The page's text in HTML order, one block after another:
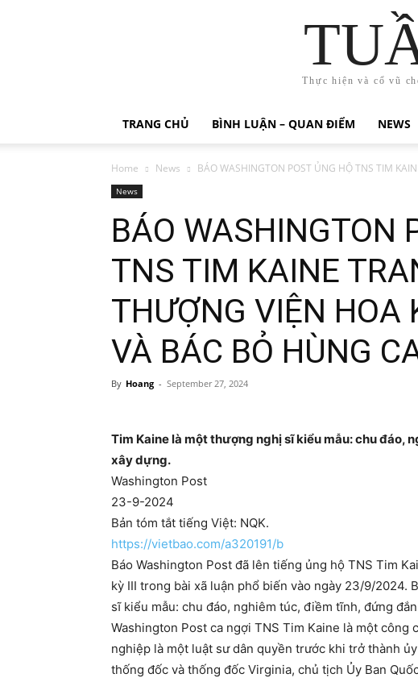
Thực hiện và cổ vũ
TRANG CHỦ BÌNH LUẬN – QUAN ĐIỂM NEWS
Home News BÁO WASHINGTON POST ỦNG HỘ TNS TIM
News
BÁO WASHINGTON
TNS TIM KAINE
THƯỢNG VIỆN HOA
VÀ BÁC BỎ HÙNG
By Hoang - September 27, 2024
Tim Kaine là một thượng nghị sĩ kiểu mẫu: chu đáo,
xây dựng.
Washington Post
23-9-2024
Bản tóm tắt tiếng Việt: NQK.
https://vietbao.com/a320191/b
Báo Washington Post đã lên tiếng ủng hộ TNS Tim
kỳ III trong bài xã luận phổ biến vào ngày 23/9/2024.
sĩ kiểu mẫu: chu đáo, nghiêm túc, điềm tĩnh, đứng
Washington Post ca ngợi TNS Tim Kaine là một công
nghiệp là một luật sư dân quyền trước khi trở thành
thống đốc và thống đốc Virginia, chủ tịch Ủy Ban